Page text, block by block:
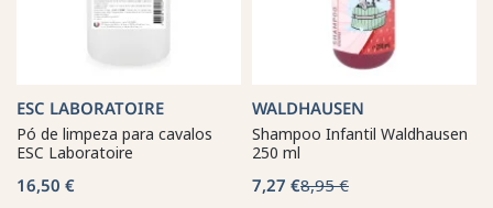
ESC LABORATOIRE
Pó de limpeza para cavalos
ESC Laboratoire
16,50 €
WALDHAUSEN
Shampoo Infantil Waldhausen
250 ml
7,27 €8,95 €